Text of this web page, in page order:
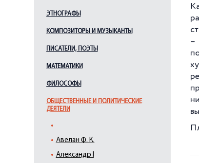
ЭТНОГРАФЫ
КОМПОЗИТОРЫ И МУЗЫКАНТЫ
ПИСАТЕЛИ, ПОЭТЫ
МАТЕМАТИКИ
ФИЛОСОФЫ
ОБЩЕСТВЕННЫЕ И ПОЛИТИЧЕСКИЕ
ДЕЯТЕЛИ
Авелан Ф. К.
Александр I
–